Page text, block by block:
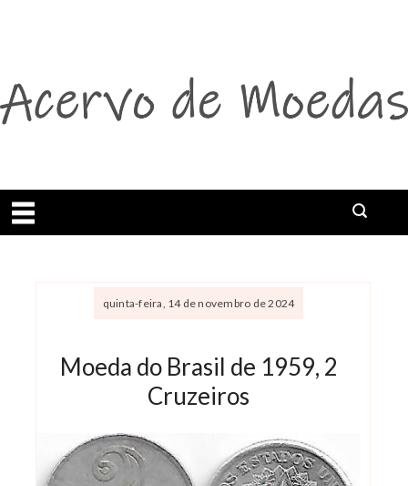
Abrir menu
Buscar
quinta-feira, 14 de novembro de 2024
Moeda do Brasil de 1959, 2
Cruzeiros